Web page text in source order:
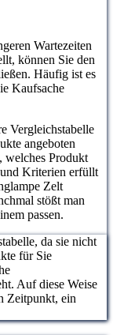
Wartezeiten
können Sie den
Häufig ist es
Kaufsache
Vergleichstabelle
angeboten
welches Produkt
Kriterien erfüllt
Zelt
stößt man
passen.
da sie nicht
für Sie
Auf diese Weise
Zeitpunkt, ein